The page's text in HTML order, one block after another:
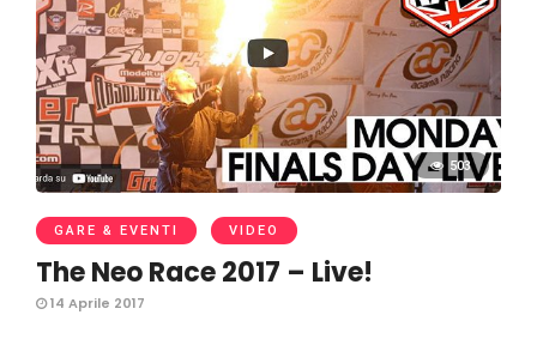
503
GARE & EVENTI VIDEO
The Neo Race 2017 – Live!
14 Aprile 2017